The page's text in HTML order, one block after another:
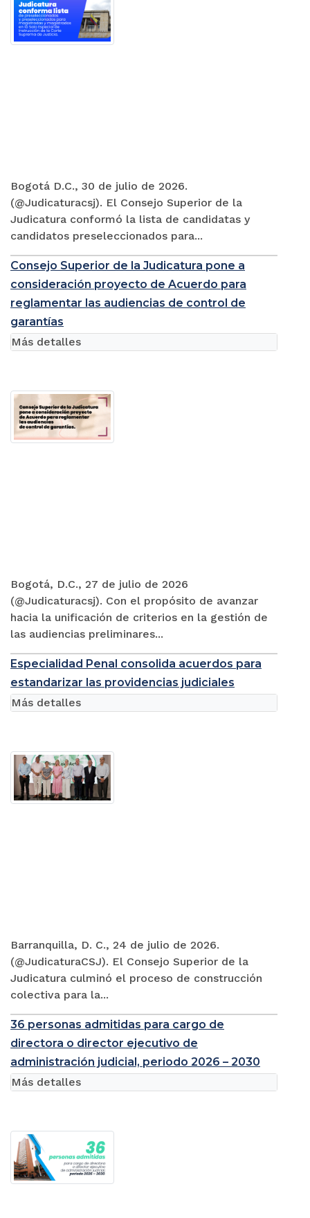
Bogotá D.C., 30 de julio de 2026.
(@Judicaturacsj). El Consejo Superior de la
Judicatura conformó la lista de candidatas y
candidatos preseleccionados para...
Consejo Superior de la Judicatura pone a
consideración proyecto de Acuerdo para
reglamentar las audiencias de control de
garantías
Bogotá, D.C., 27 de julio de 2026
(@Judicaturacsj). Con el propósito de avanzar
hacia la unificación de criterios en la gestión de
las audiencias preliminares...
Más detalles
Especialidad Penal consolida acuerdos para
estandarizar las providencias judiciales
Barranquilla, D. C., 24 de julio de 2026.
(@JudicaturaCSJ). El Consejo Superior de la
Judicatura culminó el proceso de construcción
colectiva para la...
Más detalles
36 personas admitidas para cargo de
directora o director ejecutivo de
administración judicial, periodo 2026 – 2030
Más detalles